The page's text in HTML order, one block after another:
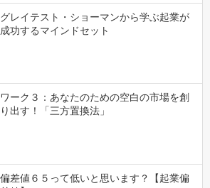
グレイテスト・ショーマンから学ぶ起業が
成功するマインドセット
ワーク３：あなたのための空白の市場を創
り出す！「三方置換法」
偏差値６５って低いと思います？【起業偏